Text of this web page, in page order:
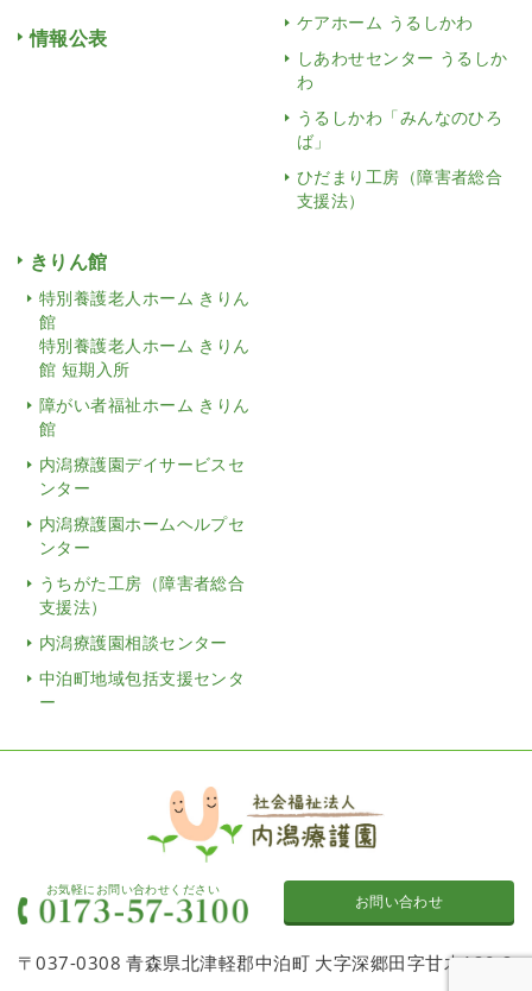
情報公表
ケアホーム うるしかわ
しあわせセンター うるしか
わ
うるしかわ「みんなのひろ
ば」
ひだまり工房（障害者総合
支援法）
きりん館
特別養護老人ホーム きりん
館
特別養護老人ホーム きりん
館 短期入所
障がい者福祉ホーム きりん
館
内潟療護園デイサービスセ
ンター
内潟療護園ホームヘルプセ
ンター
うちがた工房（障害者総合
支援法）
内潟療護園相談センター
中泊町地域包括支援センタ
ー
お気軽にお問い合わせください
お問い合わせ
〒037-0308 青森県北津軽郡中泊町 大字深郷田字甘木120-2